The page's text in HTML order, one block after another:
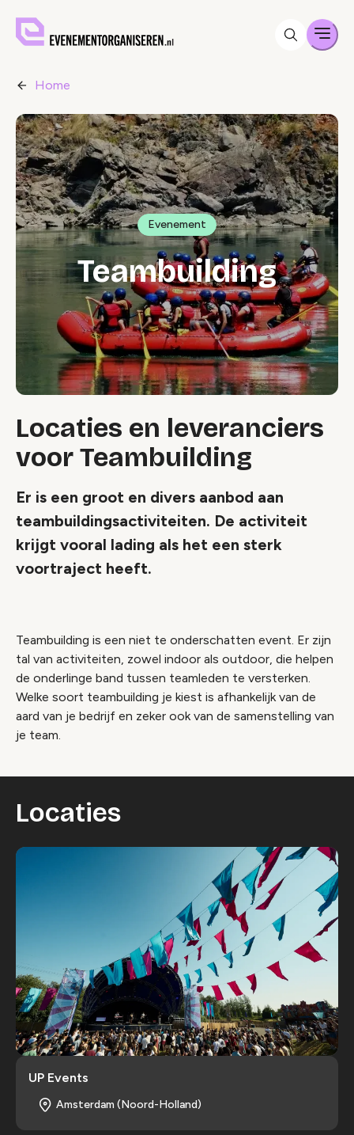
Home
Teambuilding
Evenement
Locaties en leveranciers
voor Teambuilding
Er is een groot en divers aanbod aan
teambuildingsactiviteiten. De activiteit
krijgt vooral lading als het een sterk
voortraject heeft.
Teambuilding is een niet te onderschatten event. Er zijn
tal van activiteiten, zowel indoor als outdoor, die helpen
de onderlinge band tussen teamleden te versterken.
Welke soort teambuilding je kiest is afhankelijk van de
aard van je bedrijf en zeker ook van de samenstelling van
je team.
Locaties
Locaties index
UP Events
Amsterdam (Noord-Holland)